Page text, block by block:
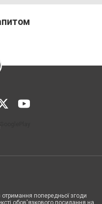
отримання попередньої згоди
обов'язкового посилання на